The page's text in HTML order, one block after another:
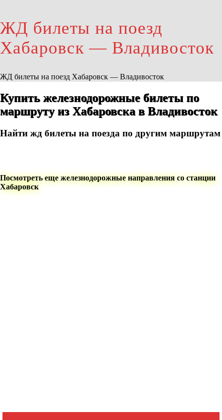
ЖД билеты на поезд
Хабаровск — Владивосток
ЖД билеты на поезд Хабаровск — Владивосток
Купить железнодорожные билеты по
маршруту из Хабаровска в Владивосток
Найти жд билеты на поезда по другим маршрутам
Посмотреть еще железнодорожные направления со станции
Хабаровск